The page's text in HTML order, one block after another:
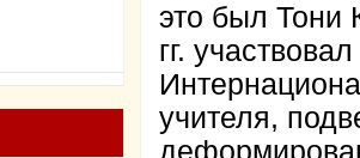
это был Тони
гг.
учителя,